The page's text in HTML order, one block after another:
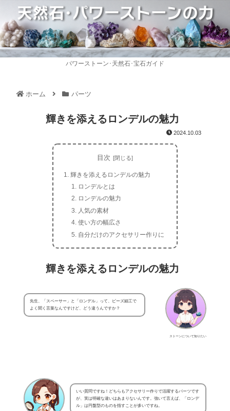
パワーストーン･天然石･宝石ガイド
ホーム パーツ
輝きを添えるロンデルの魅力
2024.10.03
目次
輝きを添えるロンデルの魅力
ロンデルとは
ロンデルの魅力
人気の素材
使い方の幅広さ
自分だけのアクセサリー作りに
輝きを添えるロンデルの魅力
ストーンについて知りたい
先生、「スペーサー」と「ロンデル」って、ビーズ細工で
よく聞く言葉なんですけど、どう違うんですか？
いい質問ですね！どちらもアクセサリー作りで活躍するパーツです
が、実は明確な違いはあまりないんです。強いて言えば、「ロンデ
ル」は円盤型のものを指すことが多いですね。